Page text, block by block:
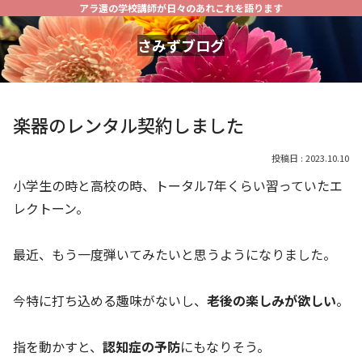
アラ還の学校講師が日々のあれこれを語ります
さみずブログ
楽器のレンタル契約しました
2023.10.10
小学生の時と高校の時、トータル7年くらい習っていたエ
レクトーン。
最近、もう一度弾いてみたいと思うようになりました。
今特に打ち込める趣味がないし、 老後の楽しみが欲しい。
指を動かすと、 認知症の予防にもなりそう。